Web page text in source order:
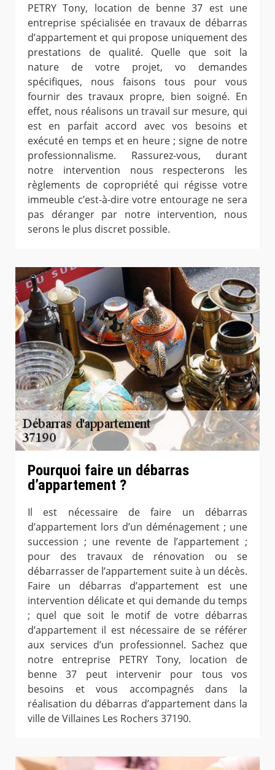
PETRY Tony, location de benne 37 est une
entreprise spécialisée en travaux de débarras
d’appartement et qui propose uniquement des
prestations de qualité. Quelle que soit la
nature de votre projet, vo demandes
spécifiques, nous faisons tous pour vous
fournir des travaux propre, bien soigné. En
effet, nous réalisons un travail sur mesure, qui
est en parfait accord avec vos besoins et
exécuté en temps et en heure ; signe de notre
professionnalisme. Rassurez-vous, durant
notre intervention nous respecterons les
règlements de copropriété qui régisse votre
immeuble c’est-à-dire votre entourage ne sera
pas déranger par notre intervention, nous
serons le plus discret possible.
Pourquoi faire un débarras
d’appartement ?
Il est nécessaire de faire un débarras
d’appartement lors d’un déménagement ; une
succession ; une revente de l’appartement ;
pour des travaux de rénovation ou se
débarrasser de l’appartement suite à un décès.
Faire un débarras d’appartement est une
intervention délicate et qui demande du temps
; quel que soit le motif de votre débarras
d’appartement il est nécessaire de se référer
aux services d’un professionnel. Sachez que
notre entreprise PETRY Tony, location de
benne 37 peut intervenir pour tous vos
besoins et vous accompagnés dans la
réalisation du débarras d’appartement dans la
ville de Villaines Les Rochers 37190.